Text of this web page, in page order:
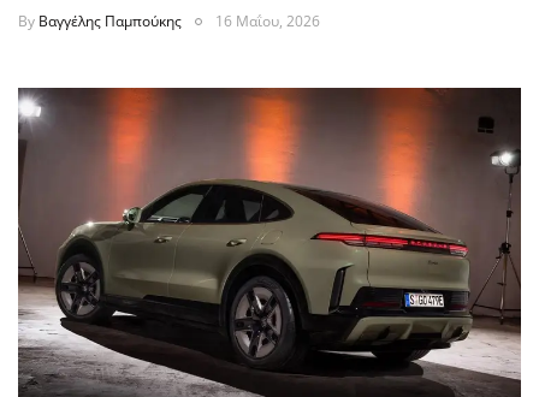
By Βαγγέλης Παμπούκης 16 Μαΐου, 2026